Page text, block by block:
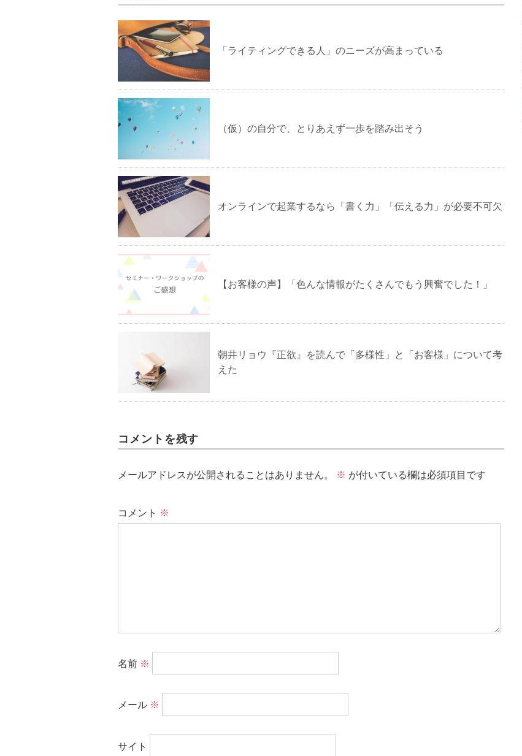
「ライティングできる人」のニーズが高まっている
（仮）の自分で、とりあえず一歩を踏み出そう
オンラインで起業するなら「書く力」「伝える力」が必要不可欠
【お客様の声】「色んな情報がたくさんでもう興奮でした！」
朝井リョウ『正欲』を読んで「多様性」と「お客様」について考
えた
コメントを残す
メールアドレスが公開されることはありません。 ※ が付いている欄は必須項目です
コメント ※
名前 ※
メール ※
サイト